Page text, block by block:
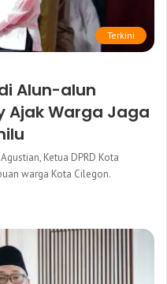
Terkini
Alun-alun
Ajak Warga Jaga
Ketua DPRD Kota
warga Kota Cilegon.